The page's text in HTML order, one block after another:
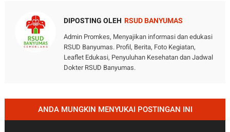
DIPOSTING OLEH RSUD BANYUMAS
Admin Promkes, Menyajikan informasi dan edukasi
RSUD Banyumas. Profil, Berita, Foto Kegiatan,
Leaflet Edukasi, Penyuluhan Kesehatan dan Jadwal
Dokter RSUD Banyumas.
ANDA MUNGKIN MENYUKAI POSTINGAN INI